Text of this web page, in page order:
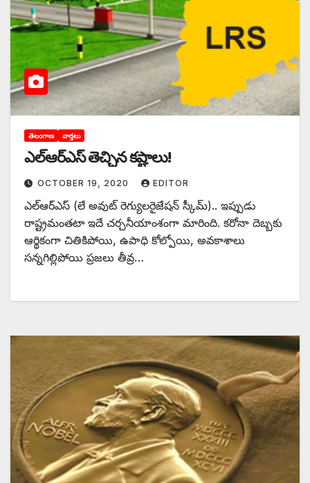
తెలంగాణ వార్తలు
ఎల్‌ఆర్‌ఎస్‌ ‌తెచ్చిన కష్టాలు!
OCTOBER 19, 2020 EDITOR
ఎల్‌ఆర్‌ఎస్‌ (‌లే అవుట్‌ ‌రెగ్యులరైజేషన్‌ ‌స్కీమ్‌).. ఇప్పుడు
రాష్ట్రమంతటా ఇదే చర్చనీయాంశంగా మారింది. కరోనా దెబ్బకు
ఆర్థికంగా చితికిపోయి, ఉపాధి కోల్పోయి, అవకాశాలు
సన్నగిల్లిపోయి ప్రజలు తీవ్ర…